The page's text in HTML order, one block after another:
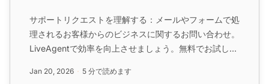
サポートリクエストを理解する：メールやフォームで処
理されるお客様からのビジネスに関するお問い合わせ。
LiveAgentで効率を向上させましょう。無料でお試しく
Jan 20, 2026 5 分で読めます